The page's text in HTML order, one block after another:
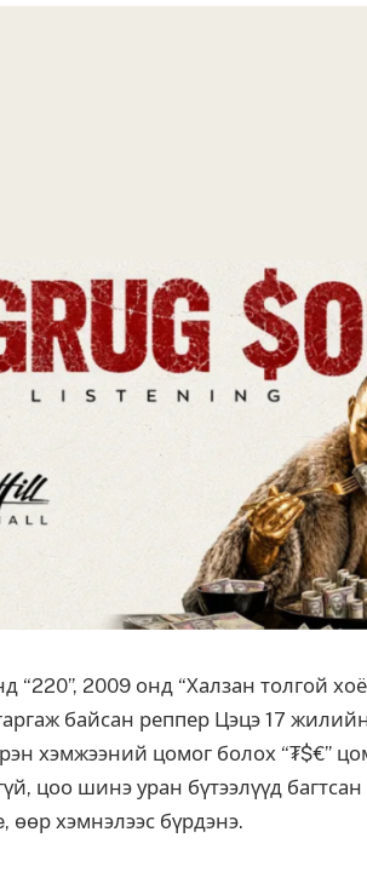
“220”, 2009 онд “Халзан толгой
байсан реппер Цэцэ 17
хэмжээний цомог болох “₮$€”
цоо шинэ уран бүтээлүүд
өөр хэмнэлээс бүрдэнэ.